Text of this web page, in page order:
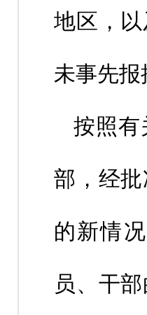
地区，
未事先
按照有
部，经
的新情
员、干